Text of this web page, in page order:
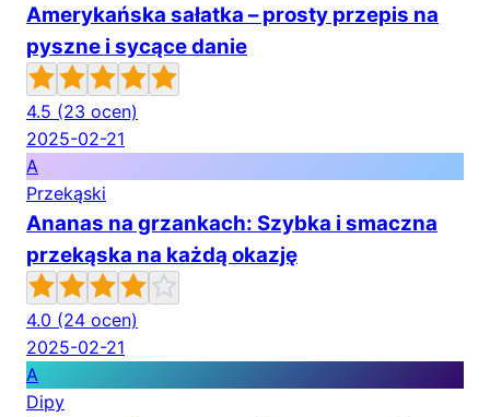
Amerykańska sałatka – prosty przepis na
pyszne i sycące danie
4.5 (23 ocen)
2025-02-21
A
Przekąski
Ananas na grzankach: Szybka i smaczna
przekąska na każdą okazję
4.0 (24 ocen)
2025-02-21
A
Dipy